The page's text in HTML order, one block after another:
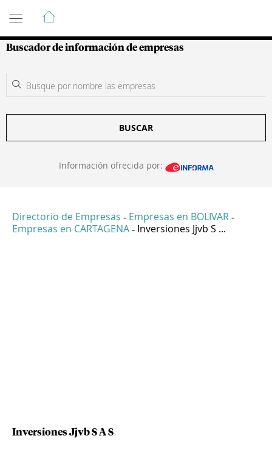
Guía de Empresas Colombianas
Buscador de información de empresas
BUSCAR
Información ofrecida por:
Directorio de Empresas - Empresas en BOLIVAR -
Empresas en CARTAGENA - Inversiones Jjvb S ...
Inversiones Jjvb S A S